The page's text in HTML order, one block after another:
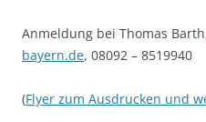
Anmeldung bei Thomas
bayern.de, 08092 – 8519940
(Flyer zum Ausdrucken und